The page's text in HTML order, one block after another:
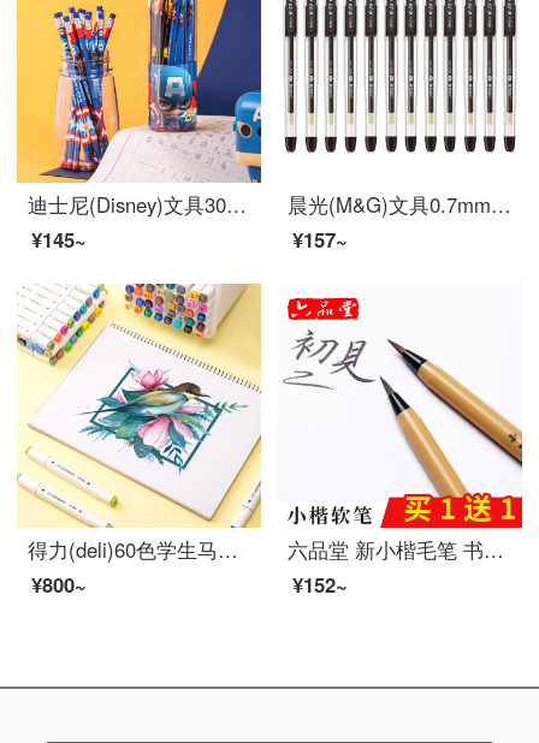
迪士尼(Disney)文具30支HB原木书写铅笔 小学生铅笔写字笔 儿童卡通铅笔 漫威系列E0046A
¥145~
晨光(M&G)文具0.7mm黑色中性笔 经典子弹头签字笔 办公水笔 12支/盒K39
¥157~
得力(deli)60色学生马克笔套装 双头速干儿童水彩笔双头绘画彩笔手绘漫画笔设计绘画记号笔 工具箱70801-60
¥800~
六品堂 新小楷毛笔 书法抄经钢笔式软笔小号毛笔练字软头笔可加墨毛笔 成人特细水性书画小楷软头秀丽笔 软笔1支【买1含1、买2共4支再含填充墨水30g】
¥152~